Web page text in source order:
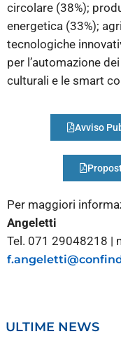
circolare (38%);
energetica (33%);
tecnologiche
per l’automazione
culturali e le smart
Avviso
Per maggiori
Angeletti
Tel. 071 29048218 |
ULTIME NEWS